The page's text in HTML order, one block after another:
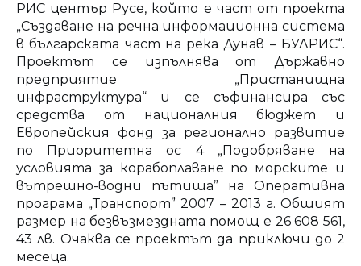
РИС център Русе, който е част от проекта
„Създаване на речна информационна система
в българската част на река Дунав – БУЛРИС“.
Проектът се изпълнява от Държавно
предприятие „Пристанищна
инфраструктура“ и се съфинансира със
средства от националния бюджет и
Европейския фонд за регионално развитие
по Приоритетна ос 4 „Подобряване на
условията за корабоплаване по морските и
вътрешно-водни пътища” на Оперативна
програма „Транспорт” 2007 – 2013 г. Общият
размер на безвъзмездната помощ е 26 608 561,
43 лв. Очаква се проектът да приключи до 2
месеца.